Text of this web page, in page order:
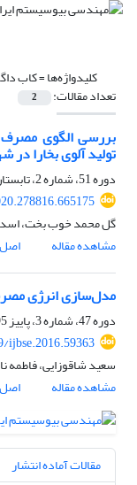
کلیدواژه‌ها =کاب
تعداد مقالات: 2
بررسی الگوی مصرف
تولید آلوی بخارا در
دوره 51، شماره 2، تابستان 1399، صفحه
گل محمد خوب بخت،
مشاهده مقاله
مدل‌سازی انرژی
دوره 47، شماره 3، پاییز 1395، صفحه
ijbse.2016.59363
سعید شاقوزایی، فاطمه
مشاهده مقاله
مقالات آماده انتشار